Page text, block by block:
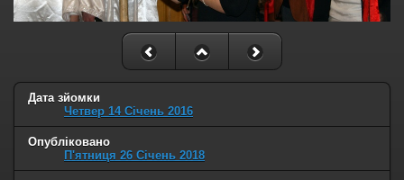
Дата зйомки
Четвер 14 Січень 2016
Опубліковано
П'ятниця 26 Січень 2018